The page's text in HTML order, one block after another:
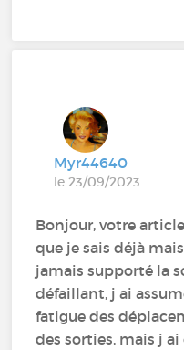
Myr44640
le 23/09/2023
Bonjour, votre
que je sais déjà
jamais supporté la
défaillant, j ai
fatigue des
des sorties, mais j